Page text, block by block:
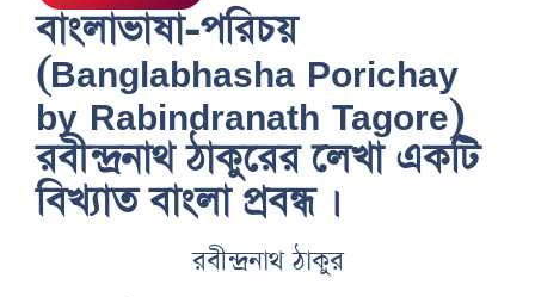
বাংলাভাষা-পরিচয়
(Banglabhasha Porichay
by Rabindranath Tagore)
রবীন্দ্রনাথ ঠাকুরের লেখা একটি
বিখ্যাত বাংলা প্রবন্ধ ।
রবীন্দ্রনাথ ঠাকুর